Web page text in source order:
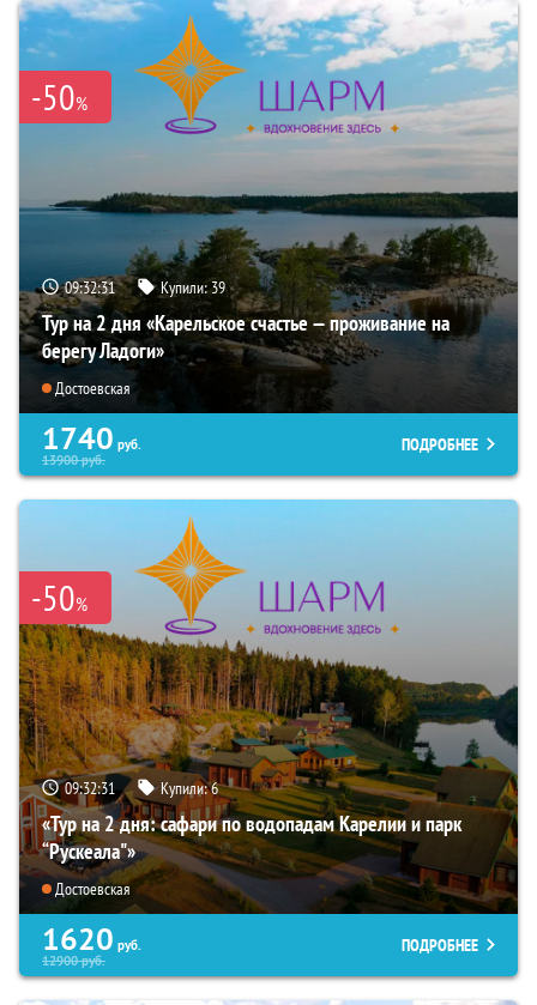
-50%
09:32:30 Купили:39
Тур на 2 дня «Карельское счастье — проживание на
берегу Ладоги»
Достоевская
1740 руб.
13900руб.
ПОДРОБНЕЕ
-50%
09:32:30 Купили:6
«Тур на 2 дня: сафари по водопадам Карелии и парк
“Рускеала"»
Достоевская
1620 руб.
12900руб.
ПОДРОБНЕЕ